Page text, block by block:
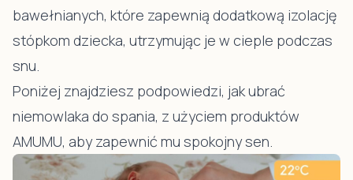
bawełnianych, które zapewnią dodatkową izolację
stópkom dziecka, utrzymując je w cieple podczas
snu.
Poniżej znajdziesz podpowiedzi, jak ubrać
niemowlaka do spania, z użyciem produktów
AMUMU, aby zapewnić mu spokojny sen.